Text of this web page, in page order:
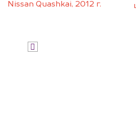
Nissan Quashkai, 2012 г.